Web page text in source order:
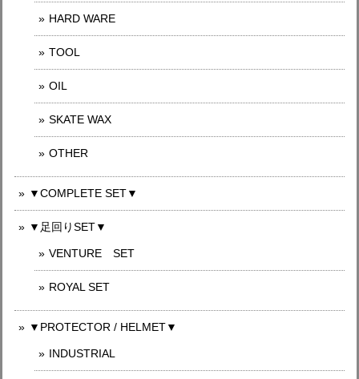
HARD WARE
TOOL
OIL
SKATE WAX
OTHER
▼COMPLETE SET▼
▼足回りSET▼
VENTURE SET
ROYAL SET
▼PROTECTOR / HELMET▼
INDUSTRIAL